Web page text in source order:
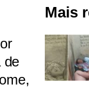
de
Mais